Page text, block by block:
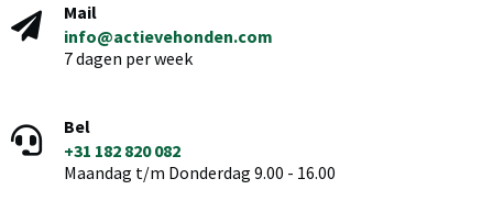
Mail
info@actievehonden.com
7 dagen per week
Bel
+31 182 820 082
Maandag t/m Donderdag 9.00 - 16.00